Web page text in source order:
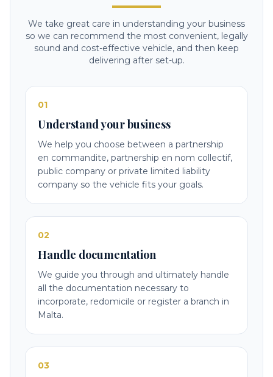
We take great care in understanding your business
so we can recommend the most convenient, legally
sound and cost-effective vehicle, and then keep
delivering after set-up.
01
Understand your business
We help you choose between a partnership
en commandite, partnership en nom collectif,
public company or private limited liability
company so the vehicle fits your goals.
02
Handle documentation
We guide you through and ultimately handle
all the documentation necessary to
incorporate, redomicile or register a branch in
Malta.
03